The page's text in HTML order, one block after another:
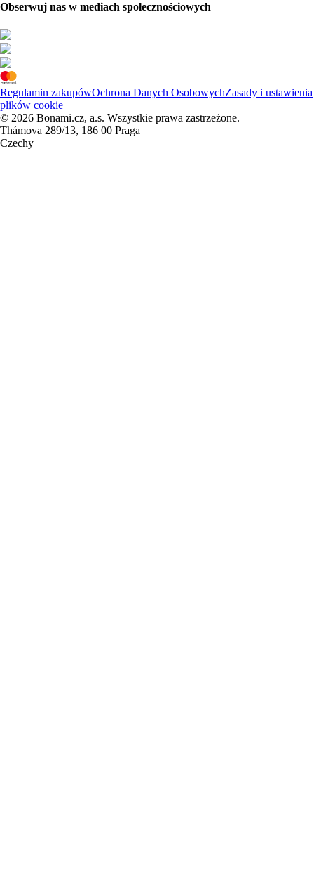
Obserwuj nas w mediach społecznościowych
Regulamin zakupówOchrona Danych OsobowychZasady i ustawienia
plików cookie
© 2026 Bonami.cz, a.s. Wszystkie prawa zastrzeżone.
Thámova 289/13, 186 00 Praga
Czechy